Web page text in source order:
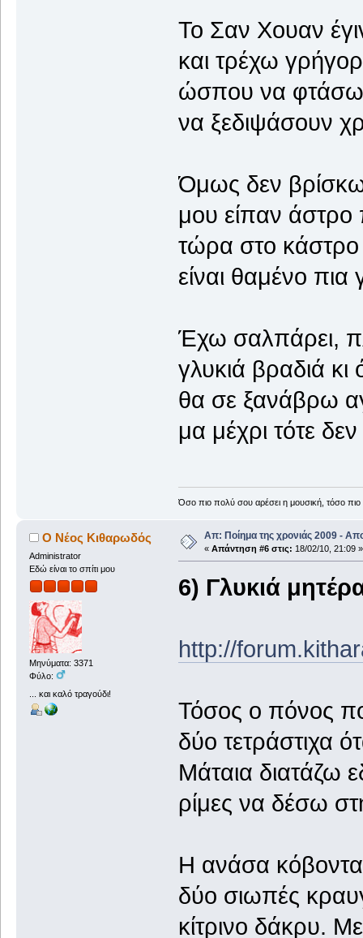
Το Σαν Χουαν
και τρέχω
ώσπου να φτάσω
να ξεδιψάσουν
Όμως δεν
μου είπαν άστρο
τώρα στο
είναι θαμένο
Έχω σαλπάρει,
γλυκιά βραδιά
θα σε ξανάβρω
μα μέχρι τότε
Όσο πιο πολύ σου αρέσει η μουσική, τόσο
Ο Νέος Κιθαρωδός
Administrator
Εδώ είναι το σπίτι μου
Μηνύματα: 3371
Φύλο:
... και καλό τραγούδι!
Απ: Ποίημα της χρονιάς 2009 -
« Απάντηση #6 στις: 18/02/10, 21:09 »
6) Γλυκιά
http://
Τόσος ο πόνος
δύο τετράστιχα
Μάταια διατάζω
ρίμες να δέσω
Η ανάσα
δύο σιωπές
κίτρινο δάκρυ.